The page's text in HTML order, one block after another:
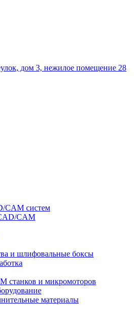
дом 3, нежилое помещение 28
CAM систем
CAM
и шлифовальные боксы
станков и микромоторов
материалы